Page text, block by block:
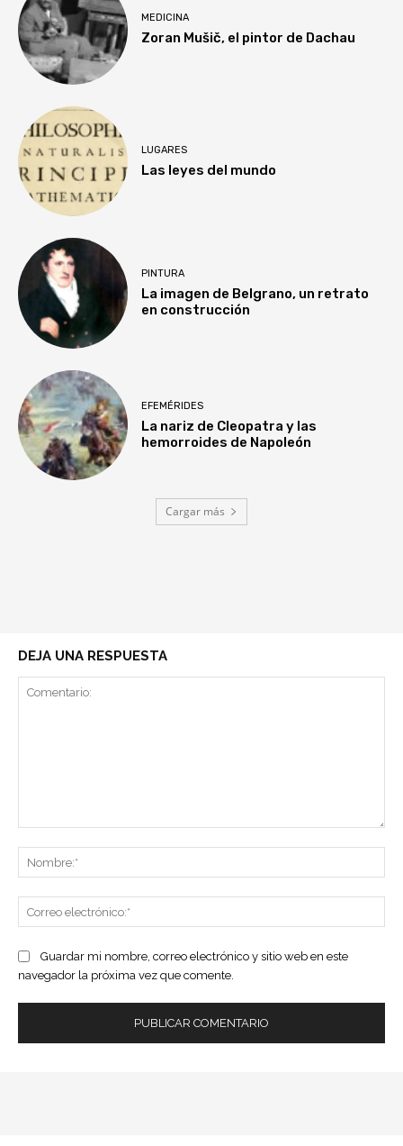
MEDICINA
Zoran Mušič, el pintor de Dachau
LUGARES
Las leyes del mundo
PINTURA
La imagen de Belgrano, un retrato
en construcción
EFEMÉRIDES
La nariz de Cleopatra y las
hemorroides de Napoleón
Cargar más
DEJA UNA RESPUESTA
Guardar mi nombre, correo electrónico y sitio web en este
navegador la próxima vez que comente.